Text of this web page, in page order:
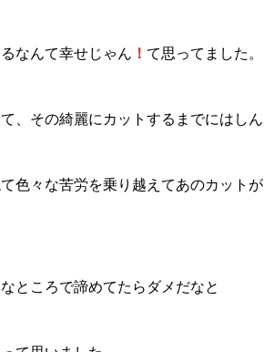
なんて幸せじゃん ！ て思ってました。
、その綺麗にカットするまでにはし
色々な苦労を乗り越えてあのカット
ところで諦めてたらダメだなと